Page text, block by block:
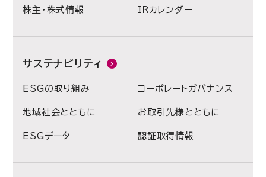
株主・株式情報 IRカレンダー
サステナビリティ
ESGの取り組み コーポレートガバナンス
地域社会とともに お取引先様とともに
ESGデータ 認証取得情報